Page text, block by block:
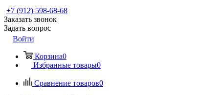
+7 (912) 598-68-68
Заказать звонок
Задать вопрос
Войти
Корзина0
Избранные товары0
Сравнение товаров0